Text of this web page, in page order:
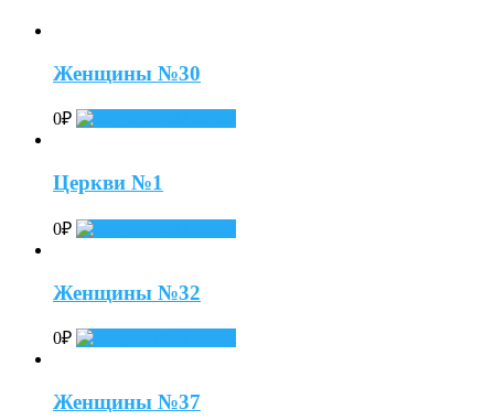
Женщины №30
0₽
Церкви №1
0₽
Женщины №32
0₽
Женщины №37